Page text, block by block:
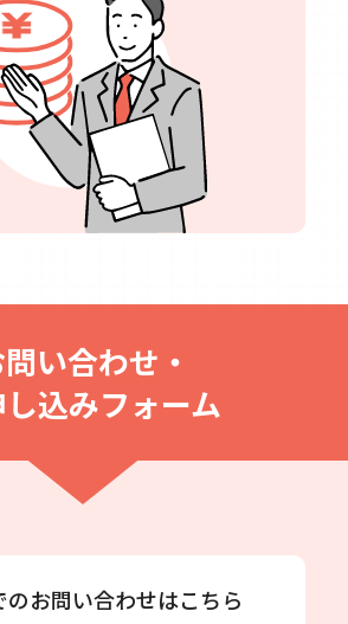
い合わせ・
込みフォーム
のお問い合わせはこちら